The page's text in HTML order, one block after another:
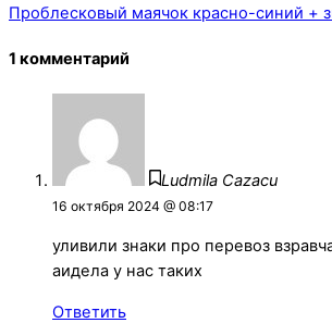
Проблесковый маячок красно-синий +
1 комментарий
Ludmila Cazacu
16 октября 2024 @ 08:17
уливили знаки про перевоз
аидела у нас таких
Ответить